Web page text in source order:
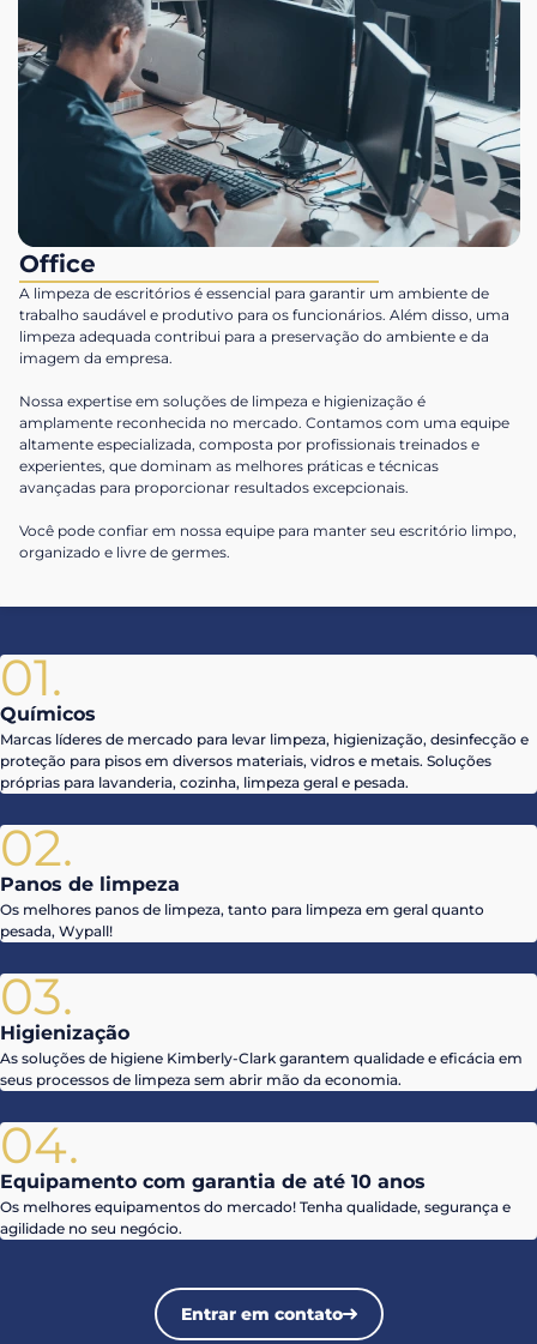
Office
A limpeza de escritórios é essencial para garantir um ambiente de
trabalho saudável e produtivo para os funcionários. Além disso, uma
limpeza adequada contribui para a preservação do ambiente e da
imagem da empresa.
Nossa expertise em soluções de limpeza e higienização é
amplamente reconhecida no mercado. Contamos com uma equipe
altamente especializada, composta por profissionais treinados e
experientes, que dominam as melhores práticas e técnicas
avançadas para proporcionar resultados excepcionais.
Você pode confiar em nossa equipe para manter seu escritório limpo,
organizado e livre de germes.
01.
Químicos
Marcas líderes de mercado para levar limpeza, higienização, desinfecção e
proteção para pisos em diversos materiais, vidros e metais. Soluções
próprias para lavanderia, cozinha, limpeza geral e pesada.
02.
Panos de limpeza
Os melhores panos de limpeza, tanto para limpeza em geral quanto
pesada, Wypall!
03.
Higienização
As soluções de higiene Kimberly-Clark garantem qualidade e eficácia em
seus processos de limpeza sem abrir mão da economia.
04.
Equipamento com garantia de até 10 anos
Os melhores equipamentos do mercado! Tenha qualidade, segurança e
agilidade no seu negócio.
Entrar em contato